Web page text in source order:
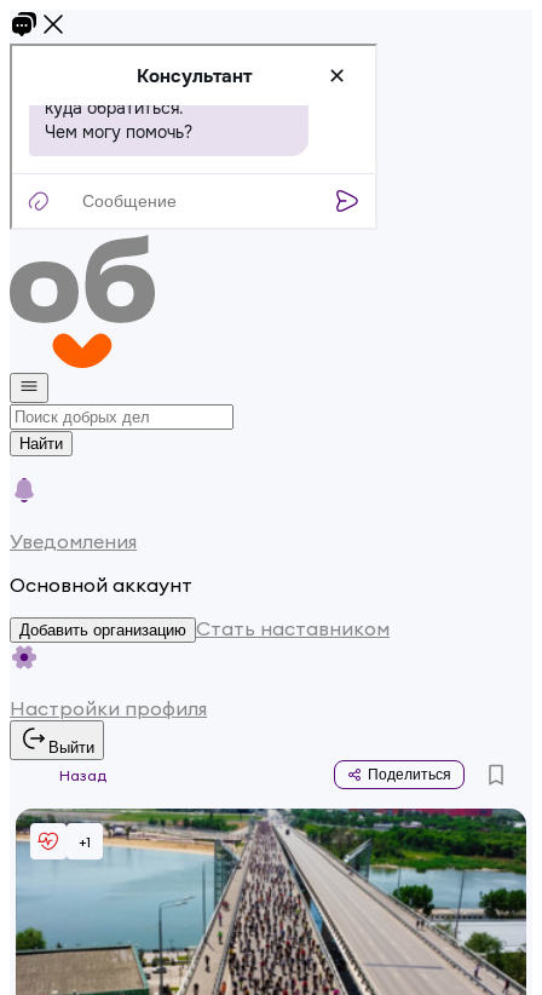
Найти
Уведомления
Основной аккаунт
Добавить организацию Стать наставником
Настройки профиля
Выйти
Назад
Поделиться
+1